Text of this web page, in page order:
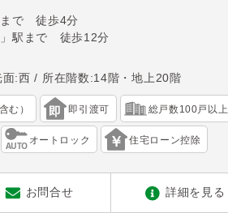
まで 徒歩4分
」駅まで 徒歩12分
面:西 所在階数:14階・地上20階
む） 即引渡可 総戸数100戸以上
オートロック 住宅ローン控除
お問合せ 詳細を見る